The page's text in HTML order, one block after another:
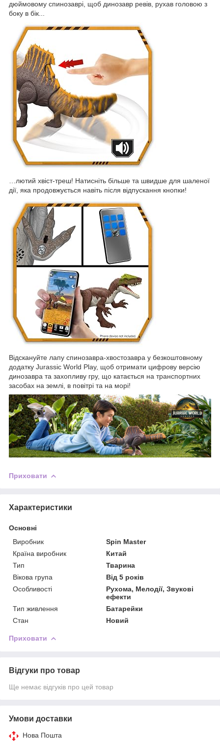
дюймовому спинозаврі, щоб динозавр ревів, рухав головою з
боку в бік...
…лютий хвіст-треш! Натисніть більше та швидше для шаленої
дії, яка продовжується навіть після відпускання кнопки!
Відскануйте лапу спинозавра-хвостозавра у безкоштовному
додатку Jurassic World Play, щоб отримати цифрову версію
динозавра та захопливу гру, що катається на транспортних
засобах на землі, в повітрі та на морі!
Приховати
Характеристики
Основні
Виробник
Spin Master
Країна виробник
Китай
Тип
Тварина
Вікова група
Від 5 років
Особливості
Рухома, Мелодії, Звукові
ефекти
Тип живлення
Батарейки
Стан
Новий
Приховати
Відгуки про товар
Ще немає відгуків про цей товар
Умови доставки
Нова Пошта